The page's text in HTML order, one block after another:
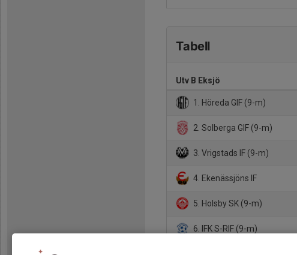
Tabell
Utv B Eksjö
1. Höreda GIF (9-m)
2. Solberga GIF (9-m)
3. Vrigstads IF (9-m)
4. Ekenässjöns IF
5. Holsby SK (9-m)
6. IFK S-RIF (9-m)